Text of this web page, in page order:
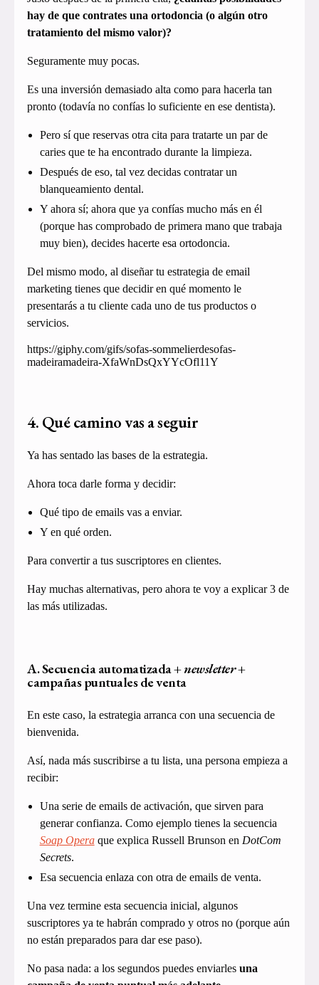
hay de que contrates una ortodoncia (o algún otro
tratamiento del mismo valor)?
Seguramente muy pocas.
Es una inversión demasiado alta como para hacerla tan
pronto (todavía no confías lo suficiente en ese dentista).
Pero sí que reservas otra cita para tratarte un par de
caries que te ha encontrado durante la limpieza.
Después de eso, tal vez decidas contratar un
blanqueamiento dental.
Y ahora sí; ahora que ya confías mucho más en él
(porque has comprobado de primera mano que trabaja
muy bien), decides hacerte esa ortodoncia.
Del mismo modo, al diseñar tu estrategia de email
marketing tienes que decidir en qué momento le
presentarás a tu cliente cada uno de tus productos o
servicios.
https://giphy.com/gifs/sofas-sommelierdesofas-
madeiramadeira-XfaWnDsQxYYcOfl11Y
4. Qué camino vas a seguir
Ya has sentado las bases de la estrategia.
Ahora toca darle forma y decidir:
Qué tipo de emails vas a enviar.
Y en qué orden.
Para convertir a tus suscriptores en clientes.
Hay muchas alternativas, pero ahora te voy a explicar 3 de
las más utilizadas.
A. Secuencia automatizada+newsletter+
campañas puntuales de venta
En este caso, la estrategia arranca con una secuencia de
bienvenida.
Así, nada más suscribirse a tu lista, una persona empieza a
recibir:
Una serie de emails de activación, que sirven para
generar confianza. Como ejemplo tienes la secuencia
Soap Operaque explica Russell Brunson en DotCom
Secrets.
Esa secuencia enlaza con otra de emails de venta.
Una vez termine esta secuencia inicial, algunos
suscriptores ya te habrán comprado y otros no (porque aún
no están preparados para dar ese paso).
No pasa nada: a los segundos puedes enviarles una